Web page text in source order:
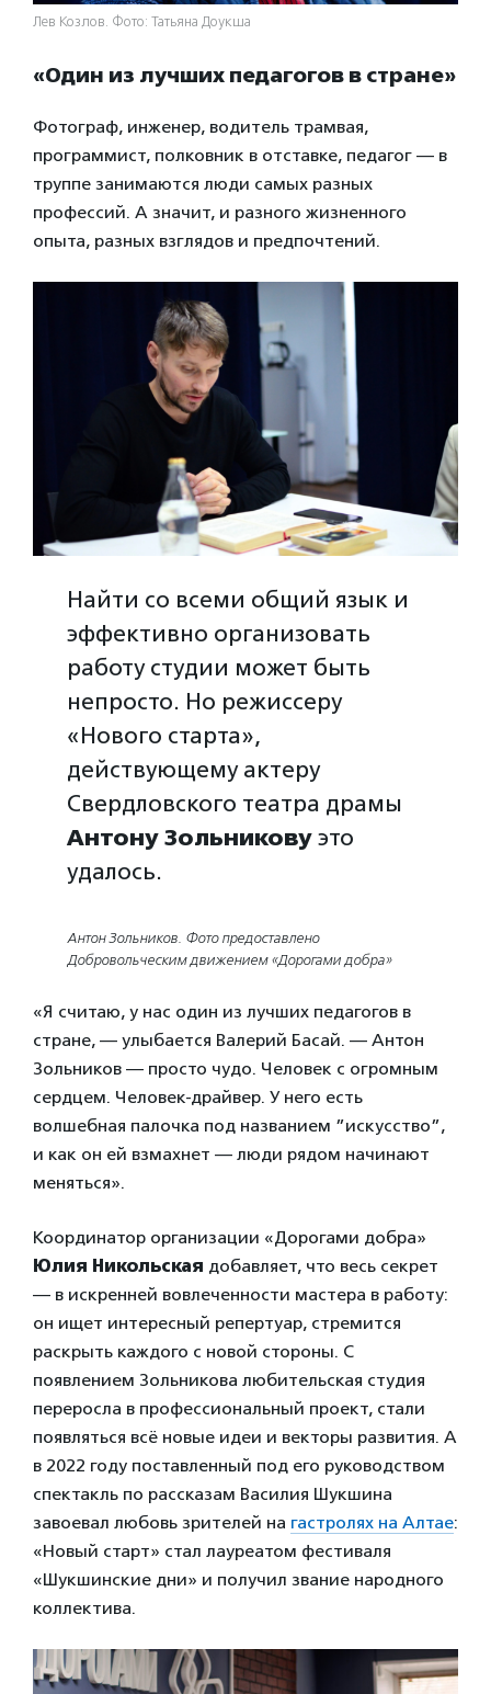
Лев Козлов. Фото: Татьяна Доукша
«Один из лучших педагогов в стране»
Фотограф, инженер, водитель трамвая,
программист, полковник в отставке, педагог — в
труппе занимаются люди самых разных
профессий. А значит, и разного жизненного
опыта, разных взглядов и предпочтений.
Найти со всеми общий язык и
эффективно организовать
работу студии может быть
непросто. Но режиссеру
«Нового старта»,
действующему актеру
Свердловского театра драмы
Антону Зольникову это
удалось.
Антон Зольников. Фото предоставлено
Добровольческим движением «Дорогами добра»
«Я считаю, у нас один из лучших педагогов в
стране, — улыбается Валерий Басай. — Антон
Зольников — просто чудо. Человек с огромным
сердцем. Человек-драйвер. У него есть
волшебная палочка под названием ”искусство”,
и как он ей взмахнет — люди рядом начинают
меняться».
Координатор организации «Дорогами добра»
Юлия Никольская добавляет, что весь секрет
— в искренней вовлеченности мастера в работу:
он ищет интересный репертуар, стремится
раскрыть каждого с новой стороны. С
появлением Зольникова любительская студия
переросла в профессиональный проект, стали
появляться всё новые идеи и векторы развития. А
в 2022 году поставленный под его руководством
спектакль по рассказам Василия Шукшина
завоевал любовь зрителей на гастролях на Алтае:
«Новый старт» стал лауреатом фестиваля
«Шукшинские дни» и получил звание народного
коллектива.